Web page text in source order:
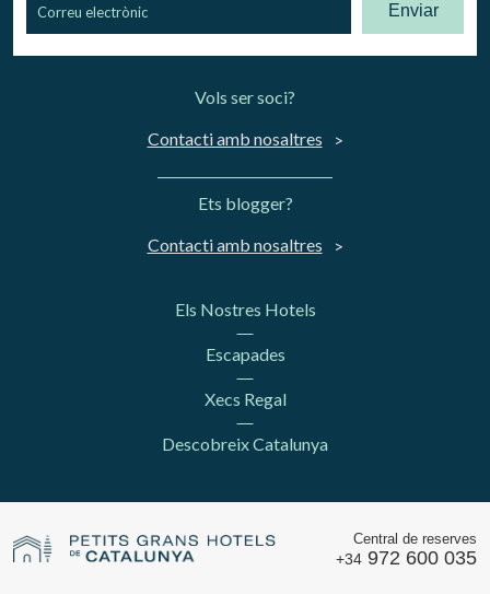
Enviar
Vols ser soci?
Contacti amb nosaltres
Ets blogger?
Contacti amb nosaltres
Els Nostres Hotels
Escapades
Xecs Regal
Descobreix Catalunya
Central de reserves
+34 972 600 035